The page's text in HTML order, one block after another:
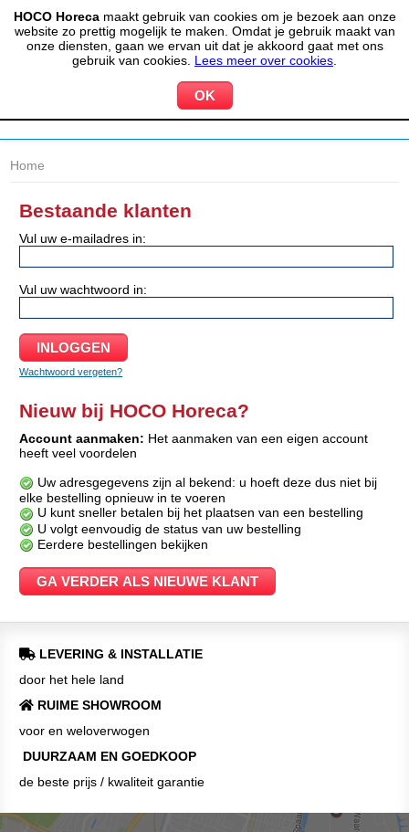
HOCO Horecamaakt gebruik van cookies om je bezoek aan onze
website zo prettig mogelijk te maken. Omdat je gebruik maakt van
onze diensten, gaan we ervan uit dat je akkoord gaat met ons
gebruik van cookies. Lees meer over cookies
(020) 497 6325 info@hocohoreca.nl
MIJN ACCOUNT 0 WINKELWAGEN
Home
Bestaande klanten
Vul uw e-mailadres in:
Vul uw wachtwoord in:
Wachtwoord vergeten?
Nieuw bij HOCO Horeca?
Account aanmaken: Het aanmaken van een eigen account
heeft veel voordelen
Uw adresgegevens zijn al bekend: u hoeft deze dus niet bij
elke bestelling opnieuw in te voeren
U kunt sneller betalen bij het plaatsen van een bestelling
U volgt eenvoudig de status van uw bestelling
Eerdere bestellingen bekijken
LEVERING & INSTALLATIE
door het hele land
RUIME SHOWROOM
voor en weloverwogen
DUURZAAM EN GOEDKOOP
de beste prijs / kwaliteit garantie